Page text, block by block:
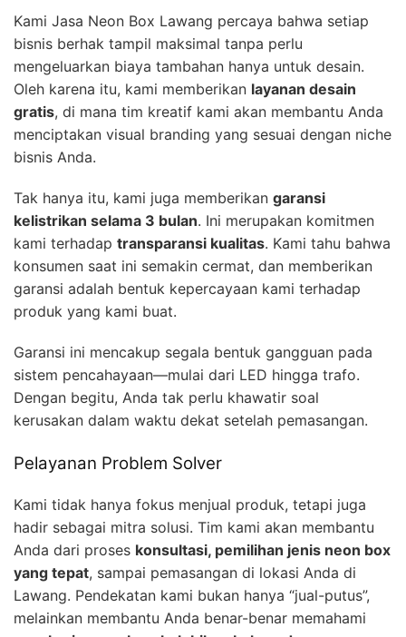
Kami Jasa Neon Box Lawang percaya bahwa setiap
bisnis berhak tampil maksimal tanpa perlu
mengeluarkan biaya tambahan hanya untuk desain.
Oleh karena itu, kami memberikan layanan desain
gratis, di mana tim kreatif kami akan membantu Anda
menciptakan visual branding yang sesuai dengan niche
bisnis Anda.
Tak hanya itu, kami juga memberikan garansi
kelistrikan selama 3 bulan. Ini merupakan komitmen
kami terhadap transparansi kualitas. Kami tahu bahwa
konsumen saat ini semakin cermat, dan memberikan
garansi adalah bentuk kepercayaan kami terhadap
produk yang kami buat.
Garansi ini mencakup segala bentuk gangguan pada
sistem pencahayaan—mulai dari LED hingga trafo.
Dengan begitu, Anda tak perlu khawatir soal
kerusakan dalam waktu dekat setelah pemasangan.
Pelayanan Problem Solver
Kami tidak hanya fokus menjual produk, tetapi juga
hadir sebagai mitra solusi. Tim kami akan membantu
Anda dari proses konsultasi, pemilihan jenis neon box
yang tepat, sampai pemasangan di lokasi Anda di
Lawang. Pendekatan kami bukan hanya “jual-putus”,
melainkan membantu Anda benar-benar memahami